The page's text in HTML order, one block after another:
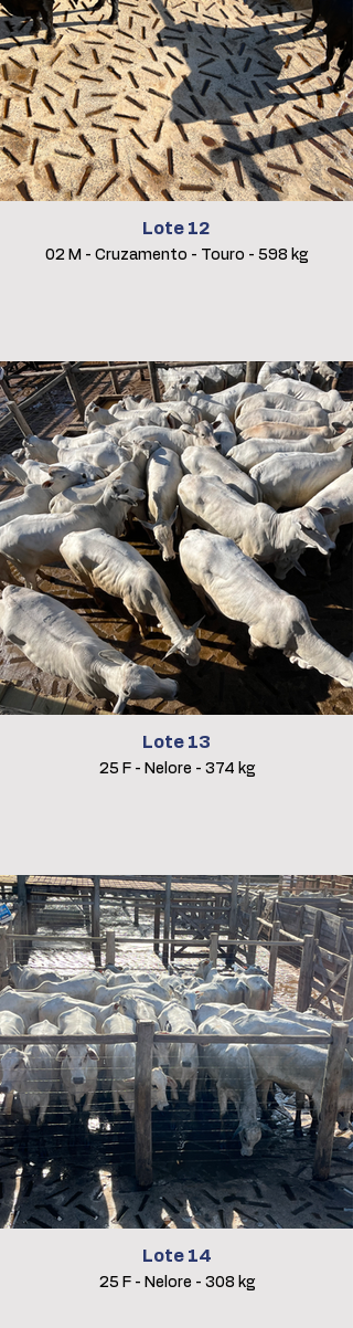
Lote 12
02 M - Cruzamento - Touro - 598 kg
Lote 13
25 F - Nelore - 374 kg
Lote 14
25 F - Nelore - 308 kg